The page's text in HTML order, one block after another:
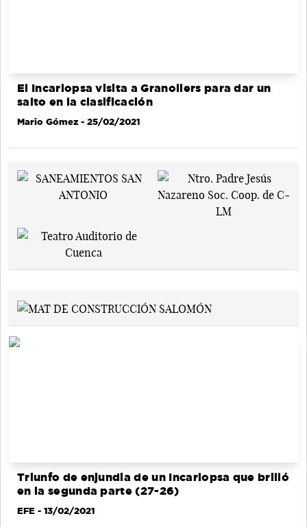
El Incarlopsa visita a Granollers para dar un
salto en la clasificación
Mario Gómez - 25/02/2021
Triunfo de enjundia de un Incarlopsa que brilló
en la segunda parte (27-26)
EFE - 13/02/2021